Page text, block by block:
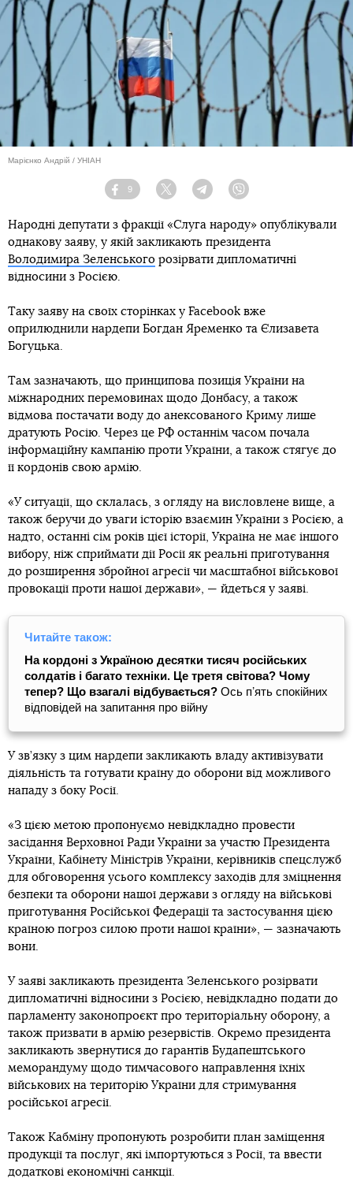
Марієнко Андрій / УНІАН
Facebook
9
Twitter TelegramViber
Народні депутати з фракції «Слуга народу» опублікували
однакову заяву, у якій закликають президента
Володимира Зеленського розірвати дипломатичні
відносини з Росією.
Таку заяву на своїх сторінках у Facebook вже
оприлюднили нардепи Богдан Яременко та Єлизавета
Богуцька.
Там зазначають, що принципова позиція України на
міжнародних перемовинах щодо Донбасу, а також
відмова постачати воду до анексованого Криму лише
дратують Росію. Через це РФ останнім часом почала
інформаційну кампанію проти України, а також стягує до
її кордонів свою армію.
«У ситуації, що склалась, з огляду на висловлене вище, а
також беручи до уваги історію взаємин України з Росією, а
надто, останні сім років цієї історії, Україна не має іншого
вибору, ніж сприймати дії Росії як реальні приготування
до розширення збройної агресії чи масштабної військової
провокації проти нашої держави», — йдеться у заяві.
Читайте також:
На кордоні з Україною десятки тисяч російських
солдатів і багато техніки. Це третя світова? Чому
тепер? Що взагалі відбувається? Ось пʼять спокійних
відповідей на запитання про війну
У зв’язку з цим нардепи закликають владу активізувати
діяльність та готувати країну до оборони від можливого
нападу з боку Росії.
«З цією метою пропонуємо невідкладно провести
засідання Верховної Ради України за участю Президента
України, Кабінету Міністрів України, керівників спецслужб
для обговорення усього комплексу заходів для зміцнення
безпеки та оборони нашої держави з огляду на військові
приготування Російської Федерації та застосування цією
країною погроз силою проти нашої країни», — зазначають
вони.
У заяві закликають президента Зеленського розірвати
дипломатичні відносини з Росією, невідкладно подати до
парламенту законопроєкт про територіальну оборону, а
також призвати в армію резервістів. Окремо президента
закликають звернутися до гарантів Будапештського
меморандуму щодо тимчасового направлення їхніх
військових на територію України для стримування
російської агресії.
Також Кабміну пропонують розробити план заміщення
продукції та послуг, які імпортуються з Росії, та ввести
додаткові економічні санкції.